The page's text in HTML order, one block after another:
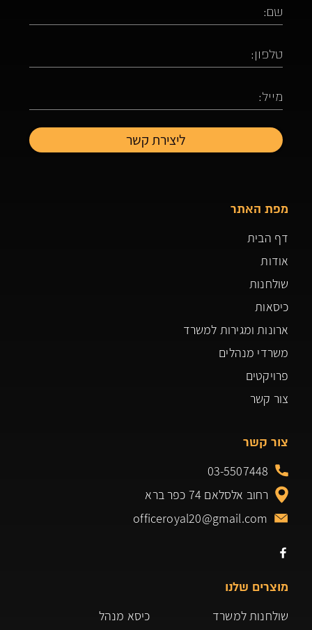
מפת האתר
דף הבית
אודות
שולחנות
כיסאות
ארונות ומגירות למשרד
משרדי מנהלים
פרויקטים
צור קשר
מוצרים שלנו
שולחנות למשרד
כיסא מנהל
צור קשר
03-5507448
רחוב אלסלאם 74 כפר ברא
officeroyal20@gmail.com